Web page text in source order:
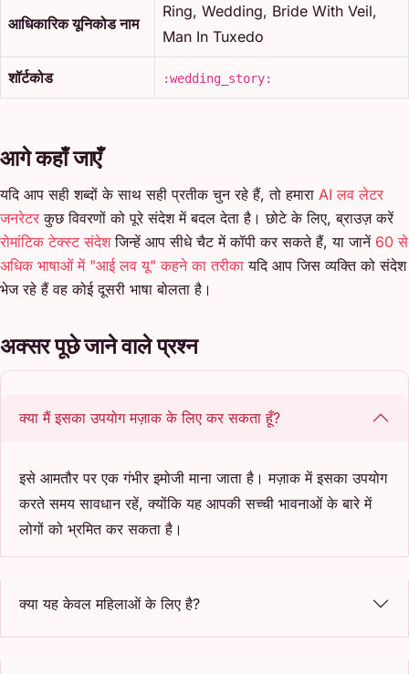
आधिकारिक यूनिकोड नाम
Ring, Wedding, Bride With Veil,
Man In Tuxedo
शॉर्टकोड :wedding_story:
आगे कहाँ जाएँ
यदि आप सही शब्दों के साथ सही प्रतीक चुन रहे हैं, तो हमारा AI लव लेटर
जनरेटर कुछ विवरणों को पूरे संदेश में बदल देता है। छोटे के लिए, ब्राउज़ करें
रोमांटिक टेक्स्ट संदेशजिन्हें आप सीधे चैट में कॉपी कर सकते हैं, या जानें 60 से
अधिक भाषाओं में "आई लव यू" कहने का तरीका यदि आप जिस व्यक्ति को संदेश
भेज रहे हैं वह कोई दूसरी भाषा बोलता है।
अक्सर पूछे जाने वाले प्रश्न
क्या मैं इसका उपयोग मज़ाक के लिए कर सकता हूँ?
इसे आमतौर पर एक गंभीर इमोजी माना जाता है। मज़ाक में इसका उपयोग
करते समय सावधान रहें, क्योंकि यह आपकी सच्ची भावनाओं के बारे में
लोगों को भ्रमित कर सकता है।
क्या यह केवल महिलाओं के लिए है?